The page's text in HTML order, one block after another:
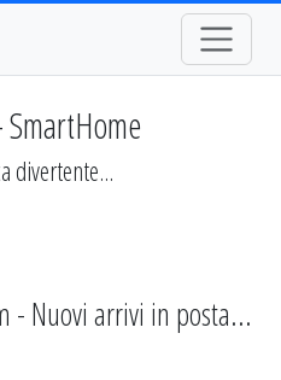
SmartHome
divertente...
- Nuovi arrivi in posta...